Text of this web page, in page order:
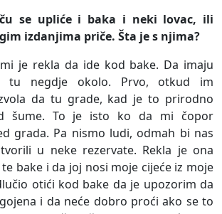
se upliće i baka i neki lovac, ili
izdanjima priče. Šta je s njima?
je rekla da ide kod bake. Da imaju
tu negdje okolo. Prvo, otkud im
da tu grade, kad je to prirodno
šume. To je isto ko da mi čopor
grada. Pa nismo ludi, odmah bi nas
u neke rezervate. Rekla je ona
bake i da joj nosi moje cijeće iz moje
otići kod bake da je upozorim da
i da neće dobro proći ako se to